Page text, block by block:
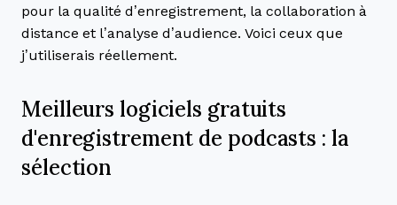
pour la qualité d’enregistrement, la collaboration à
distance et l’analyse d’audience. Voici ceux que
j’utiliserais réellement.
Meilleurs logiciels gratuits
d'enregistrement de podcasts : la
sélection